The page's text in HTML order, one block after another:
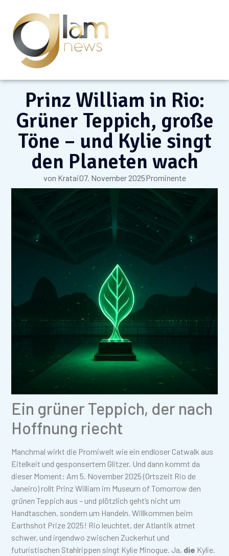
Prinz William in Rio:
Grüner Teppich, große
Töne – und Kylie singt
den Planeten wach
von Kratai07. November 2025Prominente
Ein grüner Teppich, der nach
Hoffnung riecht
Manchmal wirkt die Promiwelt wie ein endloser Catwalk aus
Eitelkeit und gesponsertem Glitzer. Und dann kommt da
dieser Moment: Am 5. November 2025 (Ortszeit Rio de
Janeiro) rollt Prinz William im Museum of Tomorrow den
grünenTeppich aus – und plötzlich geht’s nicht um
Handtaschen, sondern um Handeln. Willkommen beim
Earthshot Prize 2025! Rio leuchtet, der Atlantik atmet
schwer, und irgendwo zwischen Zuckerhut und
futuristischen Stahlrippen singt Kylie Minogue. Ja, die Kylie.